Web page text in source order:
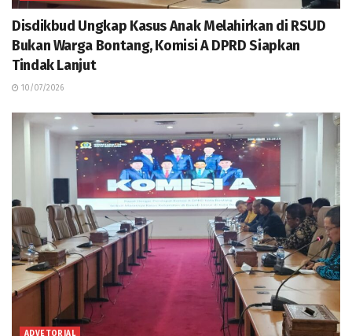
Disdikbud Ungkap Kasus Anak Melahirkan di RSUD
Bukan Warga Bontang, Komisi A DPRD Siapkan
Tindak Lanjut
10/07/2026
ADVETORIAL